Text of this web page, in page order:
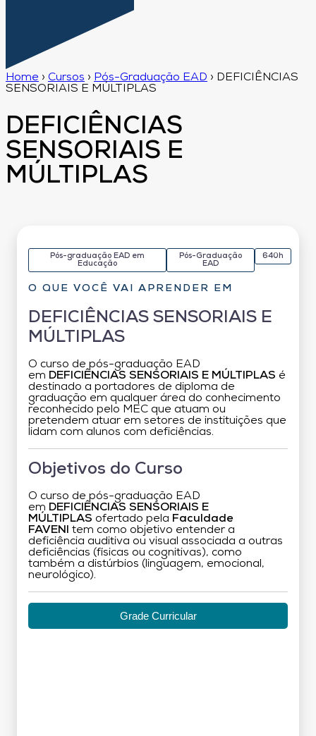
Home › Cursos › Pós-Graduação EAD › DEFICIÊNCIAS
SENSORIAIS E MÚLTIPLAS
DEFICIÊNCIAS
SENSORIAIS E
MÚLTIPLAS
Pós-graduação EAD em
Educação
Pós-Graduação
EAD
640h
O QUE VOCÊ VAI APRENDER EM
DEFICIÊNCIAS SENSORIAIS E
MÚLTIPLAS
O curso de pós-graduação EAD
em DEFICIÊNCIAS SENSORIAIS E MÚLTIPLAS é
destinado a portadores de diploma de
graduação em qualquer área do conhecimento
reconhecido pelo MEC que atuam ou
pretendem atuar em setores de instituições que
lidam com alunos com deficiências.
Objetivos do Curso
O curso de pós-graduação EAD
em DEFICIÊNCIAS SENSORIAIS E
MÚLTIPLAS ofertado pela Faculdade
FAVENI
tem como objetivo entender a
deficiência auditiva ou visual associada a outras
deficiências (físicas ou cognitivas), como
também a distúrbios (linguagem, emocional,
neurológico).
Grade Curricular